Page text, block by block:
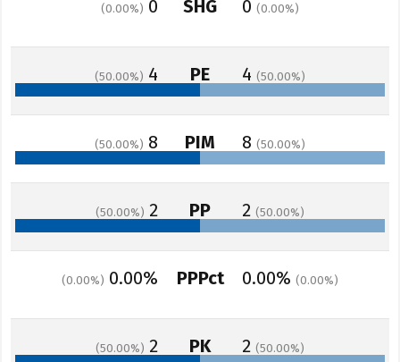
0.00 0 SHG 0 0.00
50.00 4 PE 4 50.00
50.00 8 PIM 8 50.00
50.00 2 PP 2 50.00
0.00 0.00% PPPct 0.00% 0.00
50.00 2 PK 2 50.00